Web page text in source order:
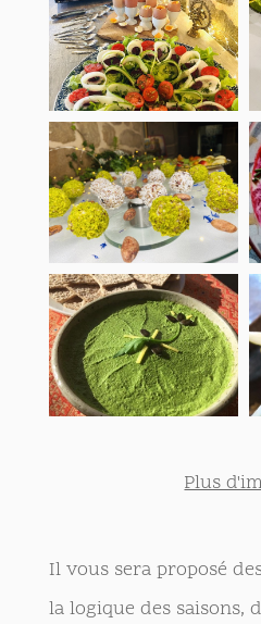
Plus
Il vous sera proposé
la logique des saisons,